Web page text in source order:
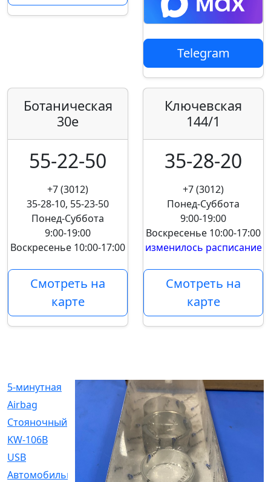
Telegram
Ботаническая
30е
55-22-50
+7 (3012)
35-28-10, 55-23-50
Понед-Суббота
9:00-19:00
Воскресенье 10:00-17:00
Смотреть на
карте
Ключевская
144/1
35-28-20
+7 (3012)
Понед-Суббота
9:00-19:00
Воскресенье 10:00-17:00
изменилось расписание
Смотреть на
карте
5-минутная
[1]
Airbag
[18]
Cтояночный
[1]
KW-106B
[0]
USB
[6]
Автомобильное
[6]